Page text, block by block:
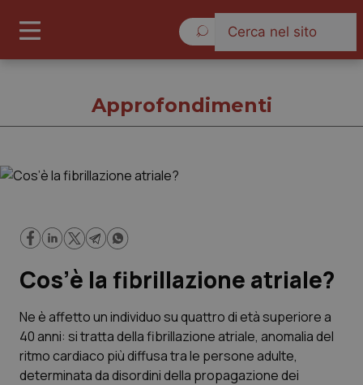
Cronache
Governo e Parlamento
Regioni e Asl
Lavoro e Professioni
Approfondimenti
Cos’è la fibrillazione atriale?
Ne è affetto un individuo su quattro di età superiore a
40 anni: si tratta della fibrillazione atriale, anomalia del
ritmo cardiaco più diffusa tra le persone adulte,
determinata da disordini della propagazione dei